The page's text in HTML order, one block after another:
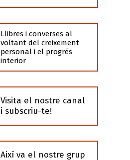
Llibres i converses al
voltant del creixement
personal i el progrés
interior
Visita el nostre canal
i subscriu-te!
Així va el nostre grup